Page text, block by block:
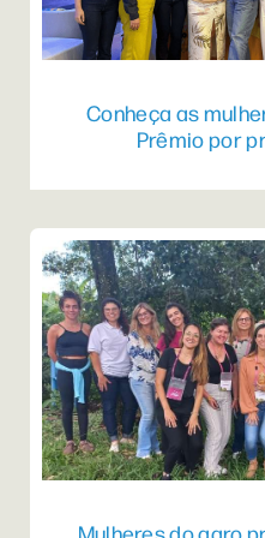
Conheça as
Prêmio por